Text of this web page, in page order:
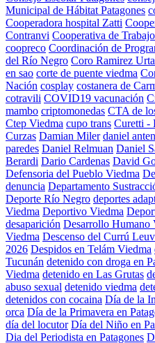
Municipal de Hábitat Patagones
Cooperadora hospital Zatti
Contranvi Cooperativa de
coopreco Coordinación de
del Río Negro Coro Ramirez
en sao corte de puente viedma
Nación cosplay costanera de
cotravili COVID19 vacunación
mambo criptomonedas CTA de
Ctep Viedma cupo trans Curetti -
Curzas Damian Miler daniel
paredes Daniel Relmuan Daniel
Berardi Dario Cardenas David
Defensoria del Pueblo Viedma
denuncia Departamento
Deporte Río Negro deportes
Viedma Deportivo Viedma
desaparición Desarrollo Humano
Viedma Descenso del Currú
2026 Despidos en Telám Viedma
Tucunán detenido con droga en
Viedma detenido en Las Grutas
abuso sexual detenido viedma
detenidos con cocaina Día de la
orca Día de la Primavera en
día del locutor Día del Niño en
Dia del Periodista en Patagones